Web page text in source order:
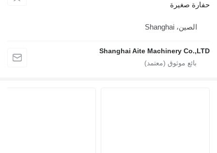
Shanghai Aite Machinery